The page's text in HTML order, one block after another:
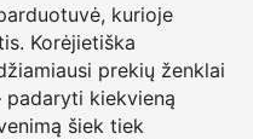
kurioje
Korėjietiška
prekių ženklai
padaryti kiekvieną
šiek tiek